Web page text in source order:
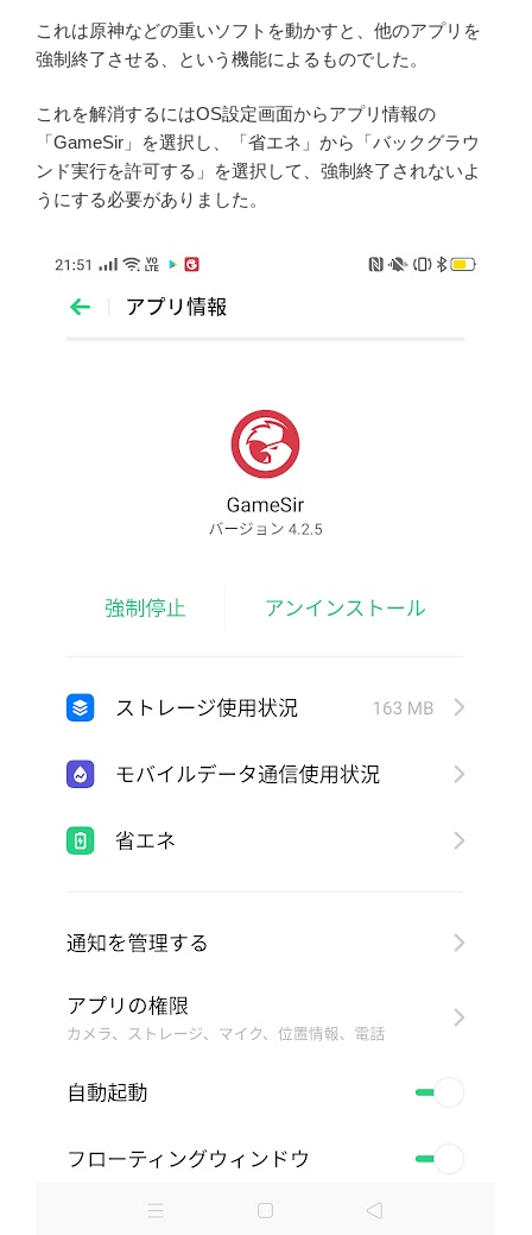
これは原神などの重いソフトを動かすと、他のアプリを
強制終了させる、という機能によるものでした。
これを解消するにはOS設定画面からアプリ情報の
「GameSir」を選択し、「省エネ」から「バックグラウ
ンド実行を許可する」を選択して、強制終了されないよ
うにする必要がありました。